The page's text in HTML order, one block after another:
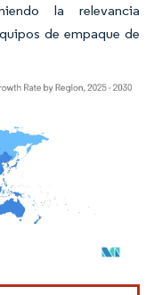
la relevancia
de empaque de
según CC BY 4.0.